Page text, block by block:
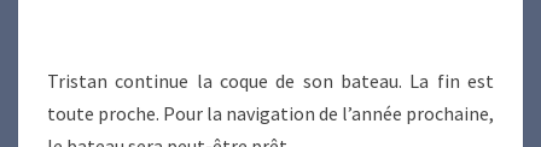
Tristan continue la coque de son bateau. La fin est
toute proche. Pour la navigation de l’année prochaine,